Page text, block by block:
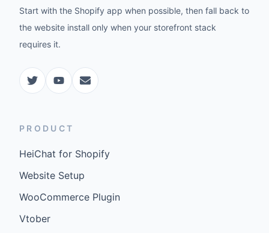
Start with the Shopify app when possible, then fall back to
the website install only when your storefront stack
requires it.
PRODUCT
HeiChat for Shopify
Website Setup
WooCommerce Plugin
Vtober